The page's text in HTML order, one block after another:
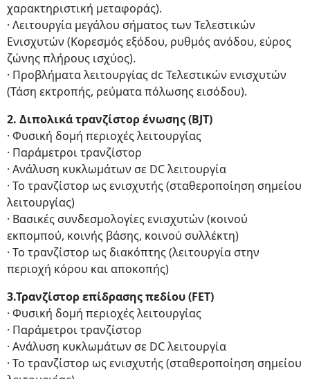
χαρακτηριστική μεταφοράς).
· Λειτουργία μεγάλου σήματος των Τελεστικών
Ενισχυτών (Κορεσμός εξόδου, ρυθμός ανόδου, εύρος
ζώνης πλήρους ισχύος).
· Προβλήματα λειτουργίας dc Τελεστικών ενισχυτών
(Τάση εκτροπής, ρεύματα πόλωσης εισόδου).
2. Διπολικά τρανζίστορ ένωσης (ΒJT)
· Φυσική δομή περιοχές λειτουργίας
· Παράμετροι τρανζίστορ
· Ανάλυση κυκλωμάτων σε DC λειτουργία
· Το τρανζίστορ ως ενισχυτής (σταθεροποίηση σημείου
λειτουργίας)
· Βασικές συνδεσμολογίες ενισχυτών (κοινού
εκπομπού, κοινής βάσης, κοινού συλλέκτη)
· Το τρανζίστορ ως διακόπτης (λειτουργία στην
περιοχή κόρου και αποκοπής)
3.Τρανζίστορ επίδρασης πεδίου (FET)
· Φυσική δομή περιοχές λειτουργίας
· Παράμετροι τρανζίστορ
· Ανάλυση κυκλωμάτων σε DC λειτουργία
· Το τρανζίστορ ως ενισχυτής (σταθεροποίηση σημείου